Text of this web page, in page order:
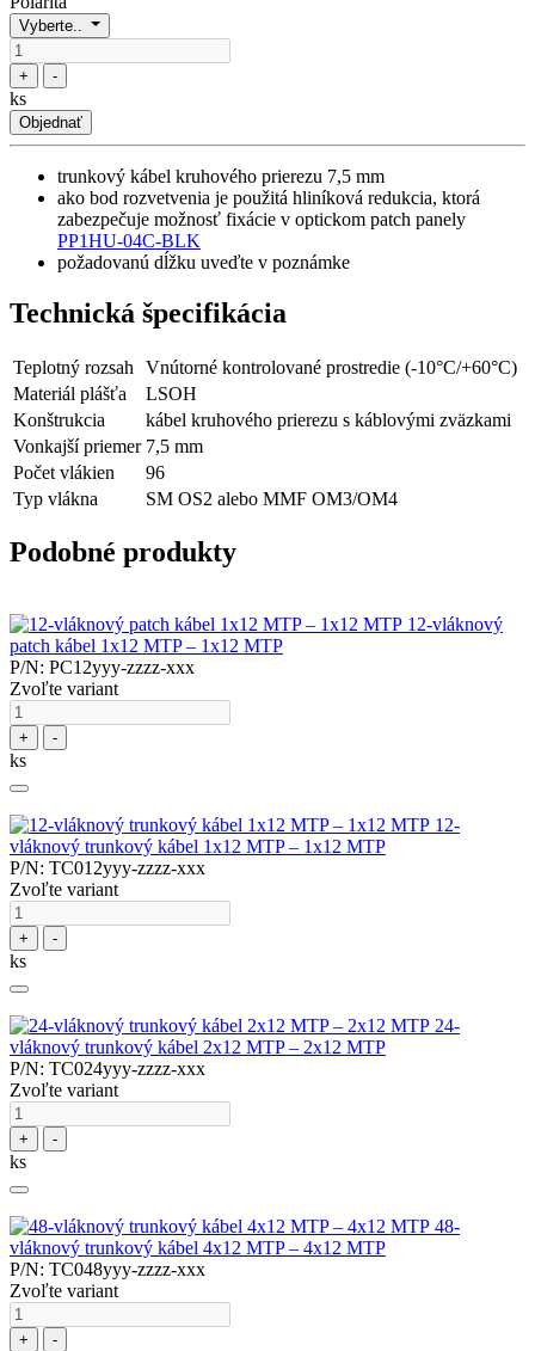
Vyberte..
+ -
ks
Objednať
trunkový kábel kruhového prierezu 7,5 mm
ako bod rozvetvenia je použitá hliníková redukcia, ktorá
zabezpečuje možnosť fixácie v optickom patch panely
PP1HU-04C-BLK
požadovanú dĺžku uveďte v poznámke
Technická špecifikácia
Teplotný rozsah
Vnútorné kontrolované prostredie (-10°C/+60°C)
Materiál plášťa
LSOH
Konštrukcia
kábel kruhového prierezu s káblovými zväzkami
Vonkajší priemer 7,5 mm
Počet vlákien
96
Typ vlákna
SM OS2 alebo MMF OM3/OM4
Podobné produkty
12-vláknový
patch kábel 1x12 MTP – 1x12 MTP
P/N: PC12yyy-zzzz-xxx
Zvoľte variant
+ -
ks
12-
vláknový trunkový kábel 1x12 MTP – 1x12 MTP
P/N: TC012yyy-zzzz-xxx
Zvoľte variant
+ -
ks
24-
vláknový trunkový kábel 2x12 MTP – 2x12 MTP
P/N: TC024yyy-zzzz-xxx
Zvoľte variant
+ -
ks
48-
vláknový trunkový kábel 4x12 MTP – 4x12 MTP
P/N: TC048yyy-zzzz-xxx
Zvoľte variant
+ -